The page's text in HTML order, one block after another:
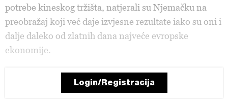
potrebe kineskog tržišta, natjerali su Njemačku na
preobražaj koji već daje izvjesne rezultate iako su oni i
dalje daleko od zlatnih dana najveće evropske
ekonomije.
Login/Registracija